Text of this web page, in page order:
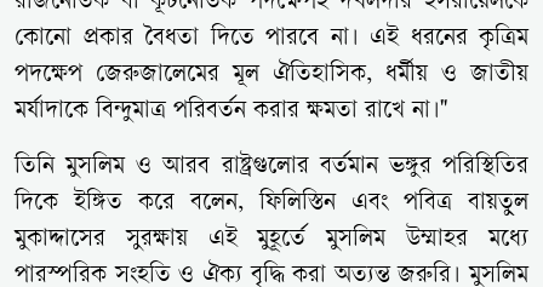
কোনো প্রকার বৈধতা দিতে পারবে না। এই ধরনের কৃত্রিম
পদক্ষেপ জেরুজালেমের মূল ঐতিহাসিক, ধর্মীয় ও জাতীয়
মর্যাদাকে বিন্দুমাত্র পরিবর্তন করার ক্ষমতা রাখে না।"
তিনি মুসলিম ও আরব রাষ্ট্রগুলোর বর্তমান ভঙ্গুর পরিস্থিতির
দিকে ইঙ্গিত করে বলেন, ফিলিস্তিন এবং পবিত্র বায়তুল
মুকাদ্দাসের সুরক্ষায় এই মুহূর্তে মুসলিম উম্মাহর মধ্যে
পারস্পরিক সংহতি ও ঐক্য বৃদ্ধি করা অত্যন্ত জরুরি। মুসলিম